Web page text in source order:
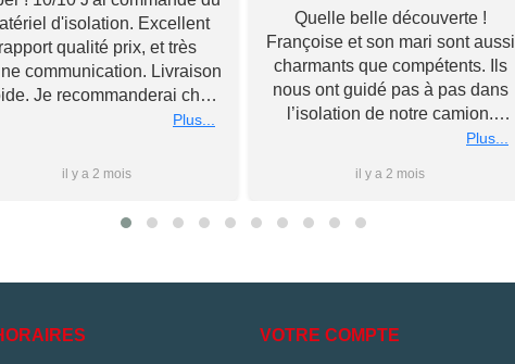
d'isolation. Excellent
qualité prix, et très
communication. Livraison
Je recommanderai chez
Toupourvan ! Merci bcpPlus...
il y a 2 mois
Quelle belle découverte !
Françoise et son mari sont aussi
charmants que compétents. Ils
nous ont guidé pas à pas dans
l’isolation de notre camion.
Souriants et à l’écoute, ils nous
conseils et n’ont pas hésité à
magasin pour nous conseiller
nous forcer la main sur de
poursuivrons l’aventure de
Plus...
il y a 2 mois
VOTRE COMPTE